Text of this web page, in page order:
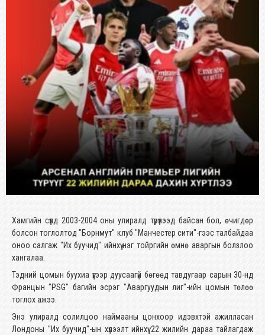
Хамгийн сүүлд 2003-2004 оны улиралд түрүүлээд байсан бол, өчигдөр
болсон тоглолтод "Борнмут" клуб "Манчестер сити"-гээс талбайдаа
оноо салгаж "Их буучид" ийнхүү нэг тойргийн өмнө аваргын болзлоо
хангалаа.
Тэдний цомын буухиа үүгээр дуусаагүй бөгөөд тавдугаар сарын 30-нд
Францын "PSG" багийн эсрэг "Аваргуудын лиг"-ийн цомын төлөө
тоглох ажээ.
Энэ улиралд солилцоо наймааны цонхоор идэвхтэй ажилласан
Лондоны "Их буучид"-ын хүлээлт ийнхүү 22 жилийн дараа тайлагдаж